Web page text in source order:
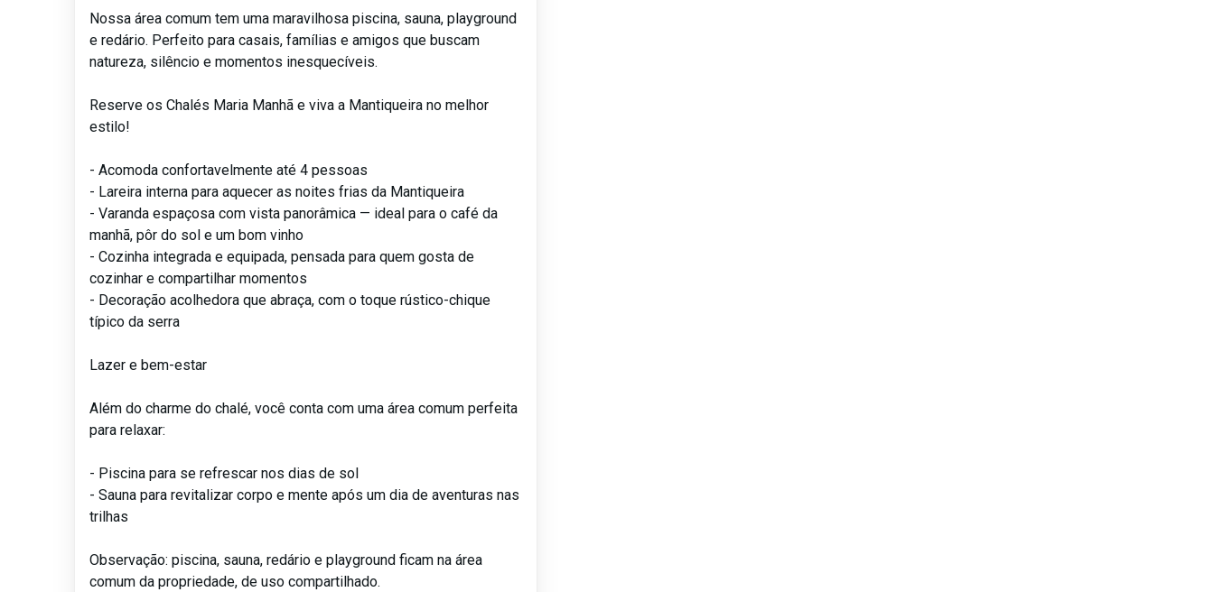
Nossa área comum tem uma maravilhosa piscina, sauna, playground
e redário. Perfeito para casais, famílias e amigos que buscam
natureza, silêncio e momentos inesquecíveis.
Reserve os Chalés Maria Manhã e viva a Mantiqueira no melhor
estilo!
- Acomoda confortavelmente até 4 pessoas
- Lareira interna para aquecer as noites frias da Mantiqueira
- Varanda espaçosa com vista panorâmica — ideal para o café da
manhã, pôr do sol e um bom vinho
- Cozinha integrada e equipada, pensada para quem gosta de
cozinhar e compartilhar momentos
- Decoração acolhedora que abraça, com o toque rústico-chique
típico da serra
Lazer e bem-estar
Além do charme do chalé, você conta com uma área comum perfeita
para relaxar:
- Piscina para se refrescar nos dias de sol
- Sauna para revitalizar corpo e mente após um dia de aventuras nas
trilhas
Observação: piscina, sauna, redário e playground ficam na área
comum da propriedade, de uso compartilhado.